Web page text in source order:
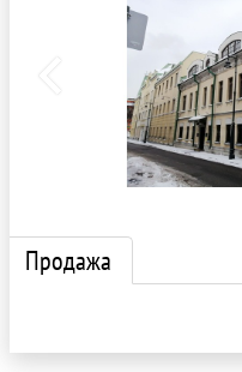
Продажа